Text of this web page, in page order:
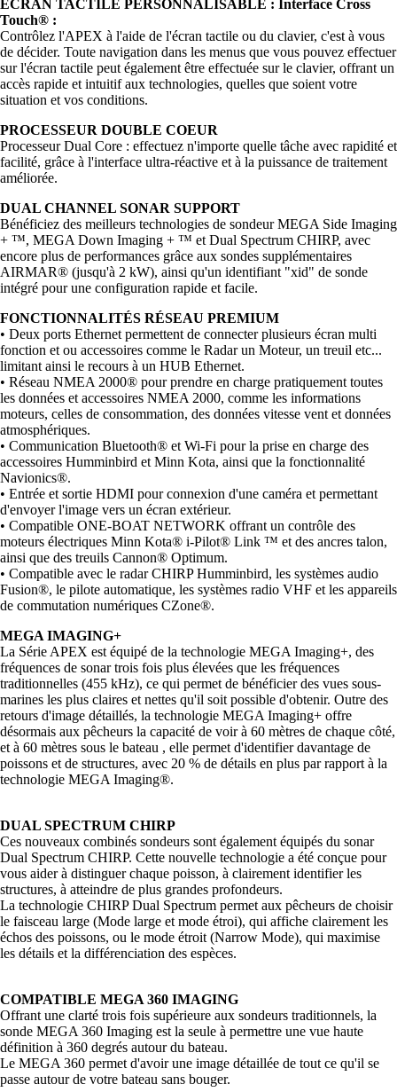
ÉCRAN TACTILE PERSONNALISABLE : Interface Cross
Touch® :
Contrôlez l'APEX à l'aide de l'écran tactile ou du clavier, c'est à vous
de décider. Toute navigation dans les menus que vous pouvez effectuer
sur l'écran tactile peut également être effectuée sur le clavier, offrant un
accès rapide et intuitif aux technologies, quelles que soient votre
situation et vos conditions.
PROCESSEUR DOUBLE COEUR
Processeur Dual Core : effectuez n'importe quelle tâche avec rapidité et
facilité, grâce à l'interface ultra-réactive et à la puissance de traitement
améliorée.
DUAL CHANNEL SONAR SUPPORT
Bénéficiez des meilleurs technologies de sondeur MEGA Side Imaging
+ ™, MEGA Down Imaging + ™ et Dual Spectrum CHIRP, avec
encore plus de performances grâce aux sondes supplémentaires
AIRMAR® (jusqu'à 2 kW), ainsi qu'un identifiant "xid" de sonde
intégré pour une configuration rapide et facile.
FONCTIONNALITÉS RÉSEAU PREMIUM
• Deux ports Ethernet permettent de connecter plusieurs écran multi
fonction et ou accessoires comme le Radar un Moteur, un treuil etc...
limitant ainsi le recours à un HUB Ethernet.
• Réseau NMEA 2000® pour prendre en charge pratiquement toutes
les données et accessoires NMEA 2000, comme les informations
moteurs, celles de consommation, des données vitesse vent et données
atmosphériques.
• Communication Bluetooth® et Wi-Fi pour la prise en charge des
accessoires Humminbird et Minn Kota, ainsi que la fonctionnalité
Navionics®.
• Entrée et sortie HDMI pour connexion d'une caméra et permettant
d'envoyer l'image vers un écran extérieur.
• Compatible ONE-BOAT NETWORK offrant un contrôle des
moteurs électriques Minn Kota® i-Pilot® Link ™ et des ancres talon,
ainsi que des treuils Cannon® Optimum.
• Compatible avec le radar CHIRP Humminbird, les systèmes audio
Fusion®, le pilote automatique, les systèmes radio VHF et les appareils
de commutation numériques CZone®.
MEGA IMAGING+
La Série APEX est équipé de la technologie MEGA Imaging+, des
fréquences de sonar trois fois plus élevées que les fréquences
traditionnelles (455 kHz), ce qui permet de bénéficier des vues sous-
marines les plus claires et nettes qu'il soit possible d'obtenir. Outre des
retours d'image détaillés, la technologie MEGA Imaging+ offre
désormais aux pêcheurs la capacité de voir à 60 mètres de chaque côté,
et à 60 mètres sous le bateau , elle permet d'identifier davantage de
poissons et de structures, avec 20 % de détails en plus par rapport à la
technologie MEGA Imaging®.
DUAL SPECTRUM CHIRP
Ces nouveaux combinés sondeurs sont également équipés du sonar
Dual Spectrum CHIRP. Cette nouvelle technologie a été conçue pour
vous aider à distinguer chaque poisson, à clairement identifier les
structures, à atteindre de plus grandes profondeurs.
La technologie CHIRP Dual Spectrum permet aux pêcheurs de choisir
le faisceau large (Mode large et mode étroi), qui affiche clairement les
échos des poissons, ou le mode étroit (Narrow Mode), qui maximise
les détails et la différenciation des espèces.
COMPATIBLE MEGA 360 IMAGING
Offrant une clarté trois fois supérieure aux sondeurs traditionnels, la
sonde MEGA 360 Imaging est la seule à permettre une vue haute
définition à 360 degrés autour du bateau.
Le MEGA 360 permet d'avoir une image détaillée de tout ce qu'il se
passe autour de votre bateau sans bouger.